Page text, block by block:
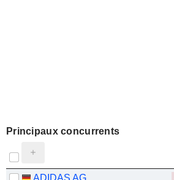
Principaux concurrents
ADIDAS AG